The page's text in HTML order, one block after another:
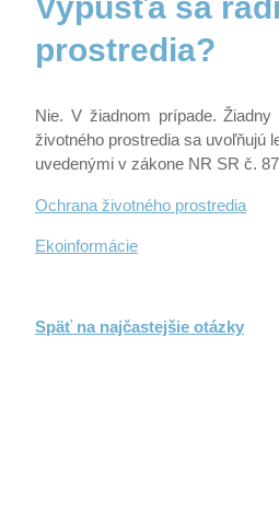
Vypúšťa sa
prostredia?
Nie. V žiadnom prípade.
životného prostredia sa uvoľňujú
uvedenými v zákone NR SR č.
Ochrana životného prostredia
Ekoinformácie
Späť na najčastejšie otázky